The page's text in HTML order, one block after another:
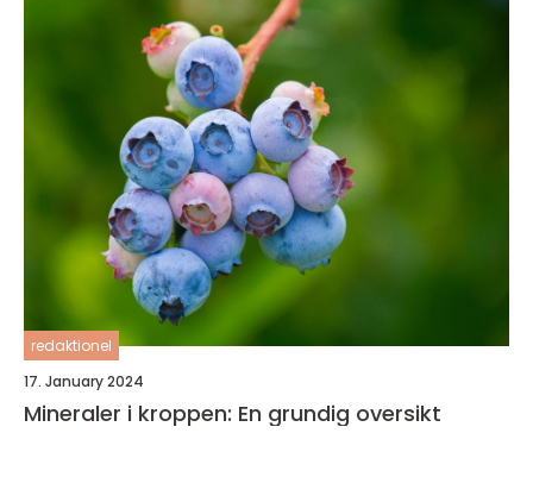
redaktionel
17. January 2024
Mineraler i kroppen: En grundig oversikt